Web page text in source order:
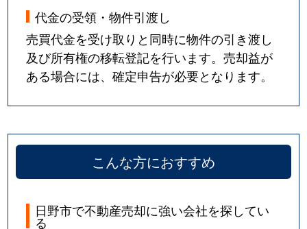
代金の受領・物件引渡し
売買代金を受け取りと同時に物件の引き渡し
及び所有権の移転登記を行います。売却益が
ある場合には、確定申告が必要となります。
こんな方におすすめ
日野市で不動産売却に強い会社を探してい
る